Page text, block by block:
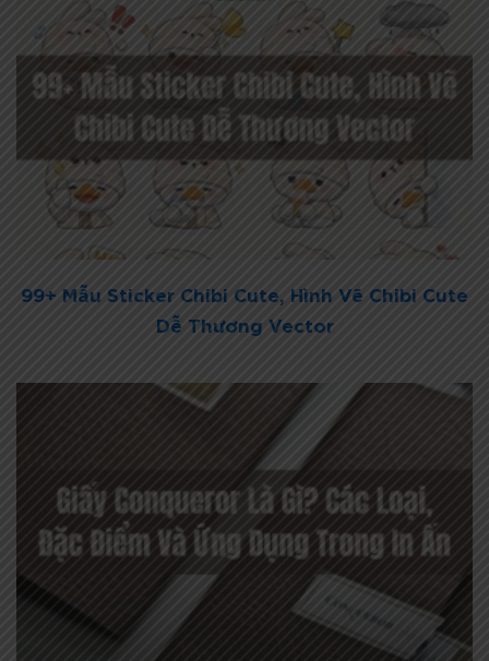
99+ Mẫu Sticker Chibi Cute, Hình Vẽ Chibi Cute
Dễ Thương Vector